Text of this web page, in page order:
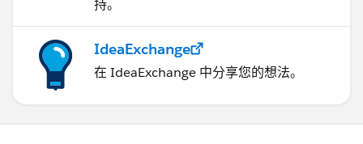
持。
IdeaExchange
在 IdeaExchange 中分享您的想法。